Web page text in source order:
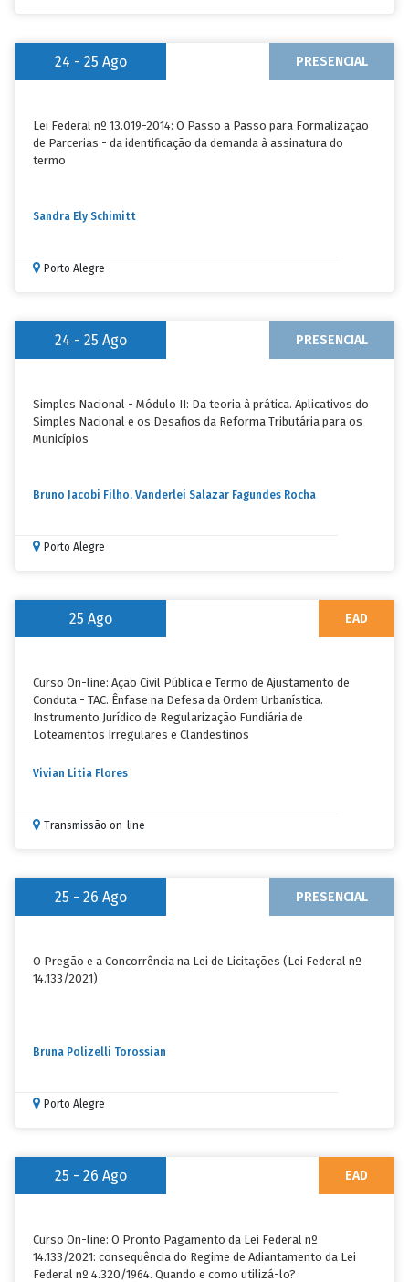
24 - 25 Ago PRESENCIAL
Lei Federal nº 13.019-2014: O Passo a Passo para Formalização
de Parcerias - da identificação da demanda à assinatura do
termo
Sandra Ely Schimitt
Porto Alegre
24 - 25 Ago PRESENCIAL
Simples Nacional - Módulo II: Da teoria à prática. Aplicativos do
Simples Nacional e os Desafios da Reforma Tributária para os
Municípios
Bruno Jacobi Filho, Vanderlei Salazar Fagundes Rocha
Porto Alegre
25 Ago EAD
Curso On-line: Ação Civil Pública e Termo de Ajustamento de
Conduta - TAC. Ênfase na Defesa da Ordem Urbanística.
Instrumento Jurídico de Regularização Fundiária de
Loteamentos Irregulares e Clandestinos
Vivian Litia Flores
Transmissão on-line
25 - 26 Ago PRESENCIAL
O Pregão e a Concorrência na Lei de Licitações (Lei Federal nº
14.133/2021)
Bruna Polizelli Torossian
Porto Alegre
25 - 26 Ago EAD
Curso On-line: O Pronto Pagamento da Lei Federal nº
14.133/2021: consequência do Regime de Adiantamento da Lei
Federal nº 4.320/1964. Quando e como utilizá-lo?